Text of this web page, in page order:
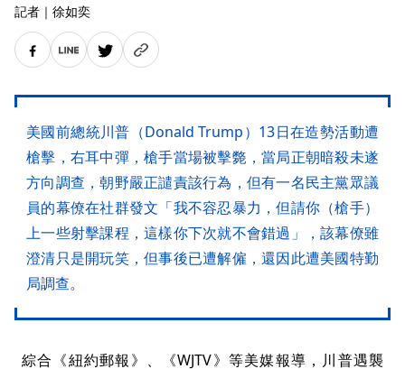
記者 ｜ 徐如奕
美國前總統川普（Donald Trump）13日在造勢活動遭
槍擊，右耳中彈，槍手當場被擊斃，當局正朝暗殺未遂
方向調查，朝野嚴正譴責該行為，但有一名民主黨眾議
員的幕僚在社群發文「我不容忍暴力，但請你（槍手）
上一些射擊課程，這樣你下次就不會錯過」，該幕僚雖
澄清只是開玩笑，但事後已遭解僱，還因此遭美國特勤
局調查。
綜合《紐約郵報》、《WJTV》等美媒報導，川普遇襲